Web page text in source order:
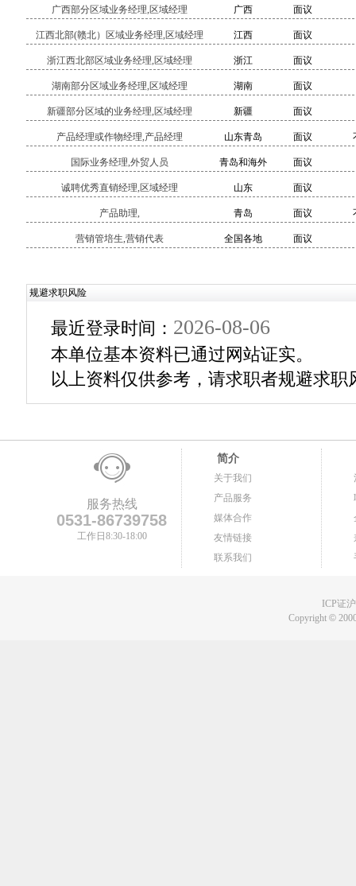
广西部分区域业务经理,区域经理
广西 面议
江西北部(赣北）区域业务经理,区域经理 江西 面议
浙江西北部区域业务经理,区域经理 浙江 面议
湖南部分区域业务经理,区域经理 湖南 面议
新疆部分区域的业务经理,区域经理 新疆 面议
产品经理或作物经理,产品经理 山东青岛 面议
国际业务经理,外贸人员 青岛和海外 面议
诚聘优秀直销经理,区域经理 山东 面议
产品助理, 青岛 面议
营销管培生,营销代表 全国各地 面议
规避求职风险
最近登录时间： 2026-08-06
本单位基本资料已通过网站证实。
以上资料仅供参考，请求职者规避求职
服务热线
0531-86739758
工作日8:30-18:00
简介
关于我们
产品服务
媒体合作
友情链接
联系我们
ICP证
Copyright©